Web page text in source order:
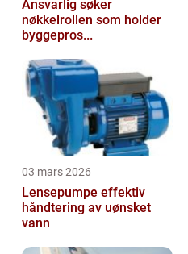
Ansvarlig søker
nøkkelrollen som holder
byggepros...
03 mars 2026
Lensepumpe effektiv
håndtering av uønsket
vann